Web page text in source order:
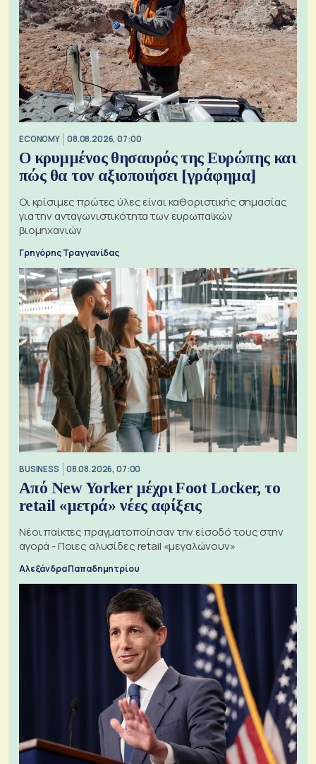
ECONOMY 08.08.2026, 07:00
Ο κρυμμένος θησαυρός της Ευρώπης και
πώς θα τον αξιοποιήσει [γράφημα]
Οι κρίσιμες πρώτες ύλες είναι καθοριστικής σημασίας
για την ανταγωνιστικότητα των ευρωπαϊκών
βιομηχανιών
Γρηγόρης Τραγγανίδας
BUSINESS 08.08.2026, 07:00
Από New Yorker μέχρι Foot Locker, το
retail «μετρά» νέες αφίξεις
Νέοι παίκτες πραγματοποίησαν την είσοδό τους στην
αγορά - Ποιες αλυσίδες retail «μεγαλώνουν»
Αλεξάνδρα Παπαδημητρίου